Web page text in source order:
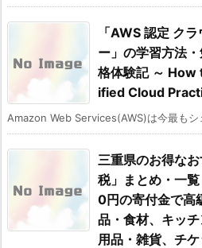
「AWS 認定 ク
ー」の学習方法
格体験記 ～
ified Cloud
Amazon Web Services(AWS)は今最も
三重県のお得な
税」まとめ・一
0円の寄付金で高
品・食材、キッ
用品・雑貨、チ